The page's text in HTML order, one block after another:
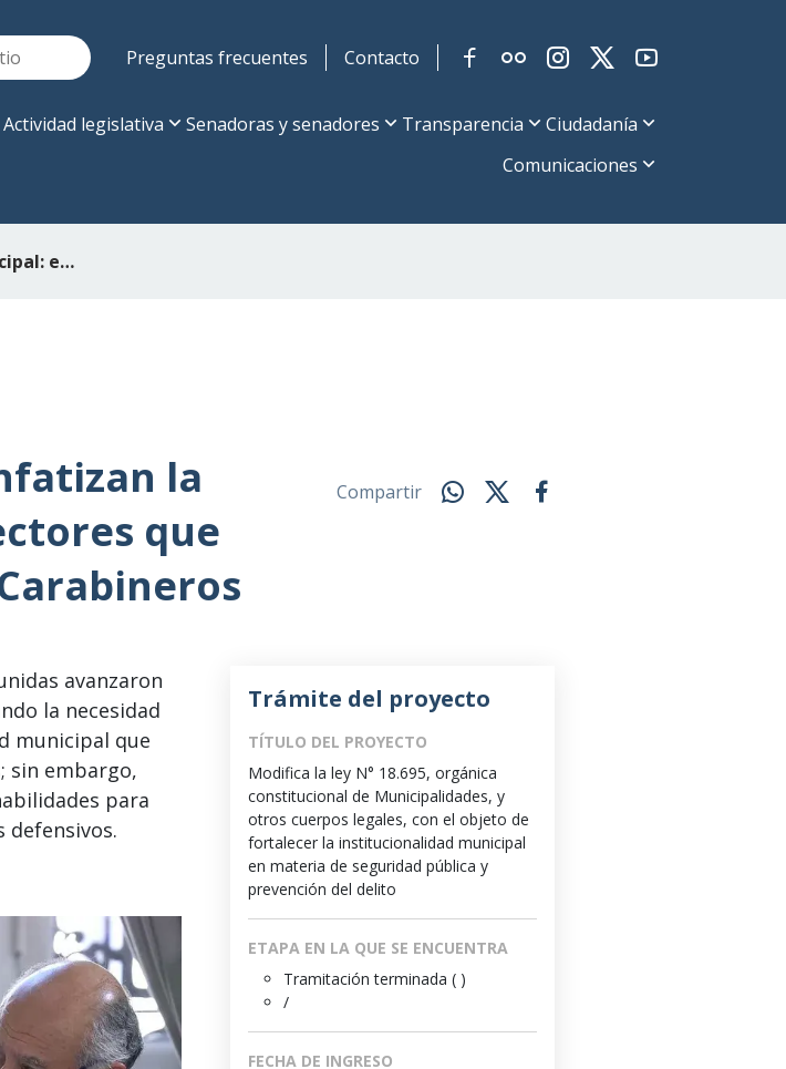
Preguntas frecuentes Contacto
Actividad legislativa Senadoras y senadores Transparencia
Ciudadanía
Comunicaciones
Seguridad municipal: enfatizan la capacitación para inspectores que realicen funciones con Carabineros
la
que
Compartir
avanzaron
la necesidad
municipal que
sin embargo,
para
defensivos.
Trámite del proyecto
TÍTULO DEL PROYECTO
Modifica la ley N° 18.695, orgánica
constitucional de Municipalidades, y
otros cuerpos legales, con el objeto de
fortalecer la institucionalidad municipal
en materia de seguridad pública y
prevención del delito
ETAPA EN LA QUE SE ENCUENTRA
Tramitación terminada ( )
/
FECHA DE INGRESO